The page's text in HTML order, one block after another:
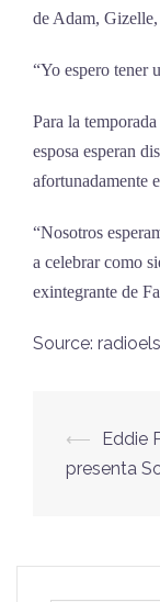
de Adam,
“Yo espero tener
Para la
esposa esperan
afortunadamente
“Nosotros
a celebrar como
exintegrante de
Source:
de
⟵
Eddie
presenta